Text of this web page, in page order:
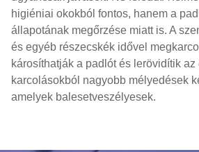
higiéniai okokból fontos, hanem a
állapotának megőrzése miatt is. A
és egyéb részecskék idővel
károsíthatják a padlót és lerövidítik az
karcolásokból nagyobb mélyedések
amelyek balesetveszélyesek.